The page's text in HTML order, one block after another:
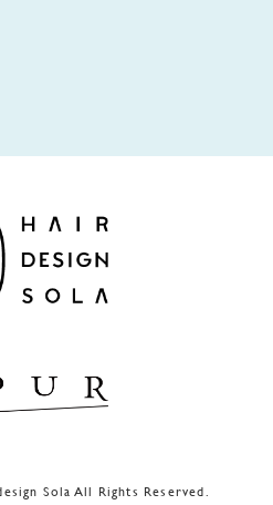
Sola All Rights Reserved.